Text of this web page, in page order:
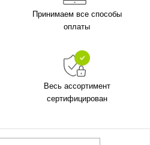
Принимаем все способы
оплаты
Весь ассортимент
сертифицирован